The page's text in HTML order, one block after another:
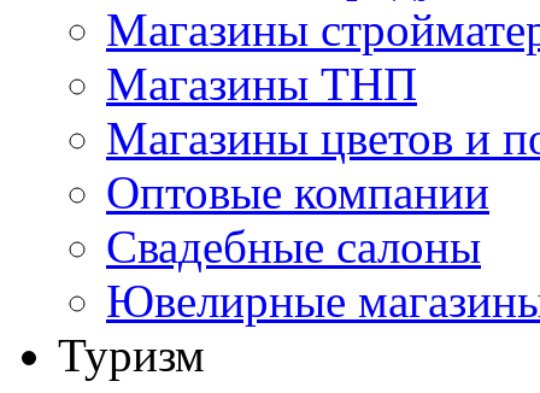
Магазины
Магазины ТНП
Магазины цветов и
Оптовые компании
Свадебные салоны
Ювелирные
Туризм